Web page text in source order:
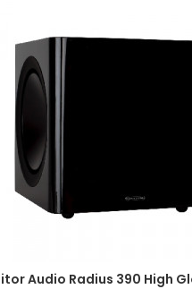
Audio Radius 390 High